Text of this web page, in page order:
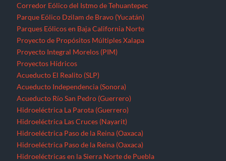
Corredor Eólico del Istmo de Tehuantepec
Parque Eólico Dzilam de Bravo (Yucatán)
Parques Eólicos en Baja California Norte
Proyecto de Propósitos Múltiples Xalapa
Proyecto Integral Morelos (PIM)
Proyectos Hídricos
Acueducto El Realito (SLP)
Acueducto Independencia (Sonora)
Acueducto Río San Pedro (Guerrero)
Hidroeléctrica La Parota (Guerrero)
Hidroeléctrica Las Cruces (Nayarit)
Hidroeléctrica Paso de la Reina (Oaxaca)
Hidroeléctrica Paso de la Reina (Oaxaca)
Hidroeléctricas en la Sierra Norte de Puebla